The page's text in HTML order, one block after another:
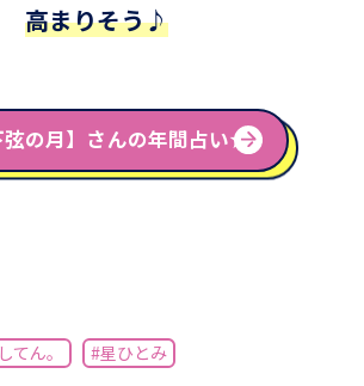
高まりそう♪
の月】さんの年間占い★
てん。 #星ひとみ